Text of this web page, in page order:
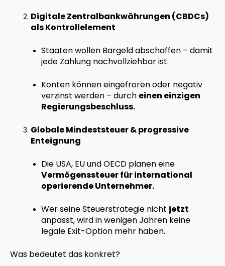
Digitale Zentralbankwährungen (CBDCs)
als Kontrollelement
Staaten wollen Bargeld abschaffen – damit
jede Zahlung nachvollziehbar ist.
Konten können eingefroren oder negativ
verzinst werden – durch einen einzigen
Regierungsbeschluss.
Globale Mindeststeuer & progressive
Enteignung
Die USA, EU und OECD planen eine
Vermögenssteuer für international
operierende Unternehmer.
Wer seine Steuerstrategie nicht jetzt
anpasst, wird in wenigen Jahren keine
legale Exit-Option mehr haben.
Was bedeutet das konkret?